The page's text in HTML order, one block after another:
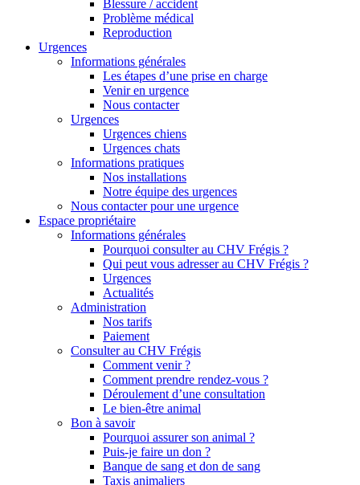
Blessure / accident
Problème médical
Reproduction
Urgences
Informations générales
Les étapes d’une prise en charge
Venir en urgence
Nous contacter
Urgences
Urgences chiens
Urgences chats
Informations pratiques
Nos installations
Notre équipe des urgences
Nous contacter pour une urgence
Espace propriétaire
Informations générales
Pourquoi consulter au CHV Frégis ?
Qui peut vous adresser au CHV Frégis ?
Urgences
Actualités
Administration
Nos tarifs
Paiement
Consulter au CHV Frégis
Comment venir ?
Comment prendre rendez-vous ?
Déroulement d’une consultation
Le bien-être animal
Bon à savoir
Pourquoi assurer son animal ?
Puis-je faire un don ?
Banque de sang et don de sang
Taxis animaliers